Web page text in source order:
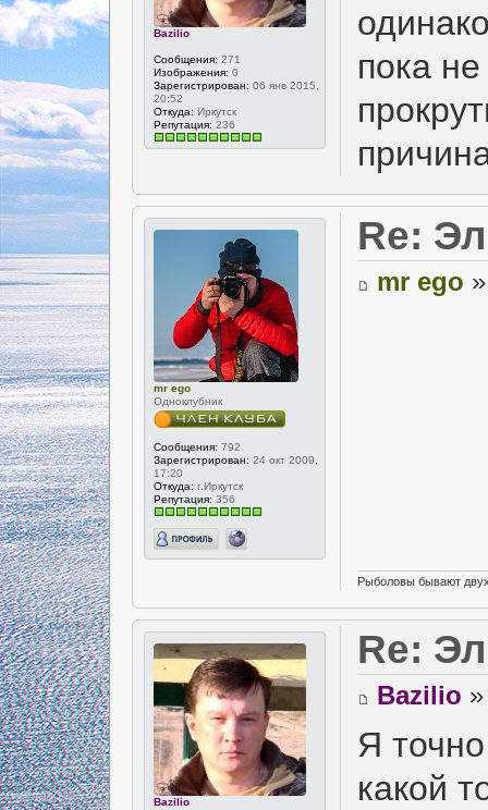
Bazilio
Сообщения: 271
Изображения: 0
Зарегистрирован: 06 янв 2015,
20:52
Откуда: Иркутск
Репутация: 236
пока
mr ego
Одноклубник
Сообщения: 792
Зарегистрирован: 24 окт 2009,
17:20
Откуда: г.Иркутск
Репутация: 356
Re:
mr ego
Рыболовы бывают двух
Bazilio
Re:
Bazilio
Я
какой